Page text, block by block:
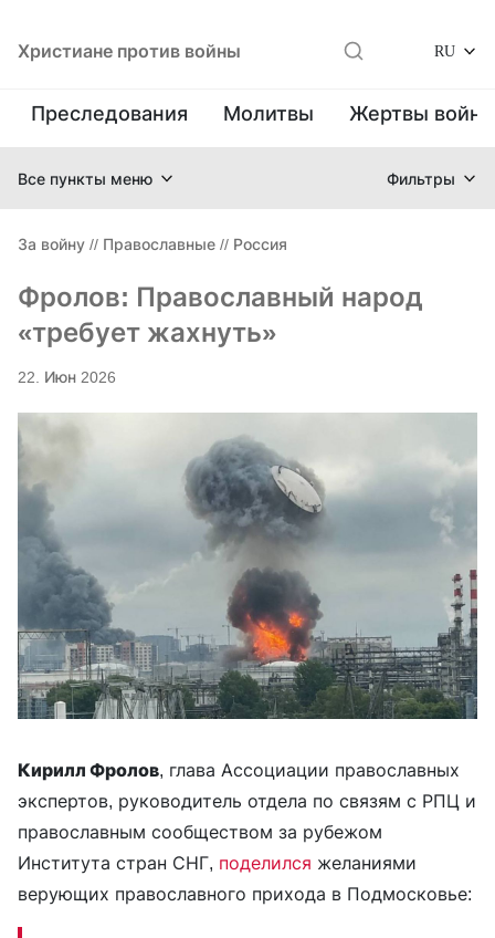
Христиане против войны RU
Преследования Молитвы Жертвы
Все пункты меню Фильтры
За войну // Православные // Россия
Фролов: Православный народ
«требует жахнуть»
22. Июн 2026
Кирилл Фролов, глава Ассоциации православных
экспертов, руководитель отдела по связям с РПЦ и
православным сообществом за рубежом
Института стран СНГ, поделился желаниями
верующих православного прихода в Подмосковье: